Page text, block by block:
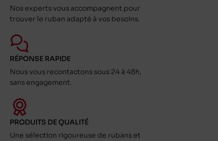
Nos experts vous accompagnent pour
trouver le ruban adapté à vos besoins.
RÉPONSE RAPIDE
Nous vous recontactons sous 24 à 48h,
sans engagement.
PRODUITS DE QUALITÉ
Une sélection rigoureuse de rubans et